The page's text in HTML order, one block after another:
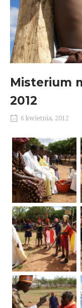
Misterium
2012
6 kwietnia, 2012